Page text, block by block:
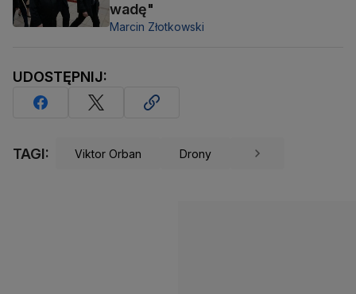
wadę"
Marcin Złotkowski
UDOSTĘPNIJ:
TAGI: Viktor Orban Drony